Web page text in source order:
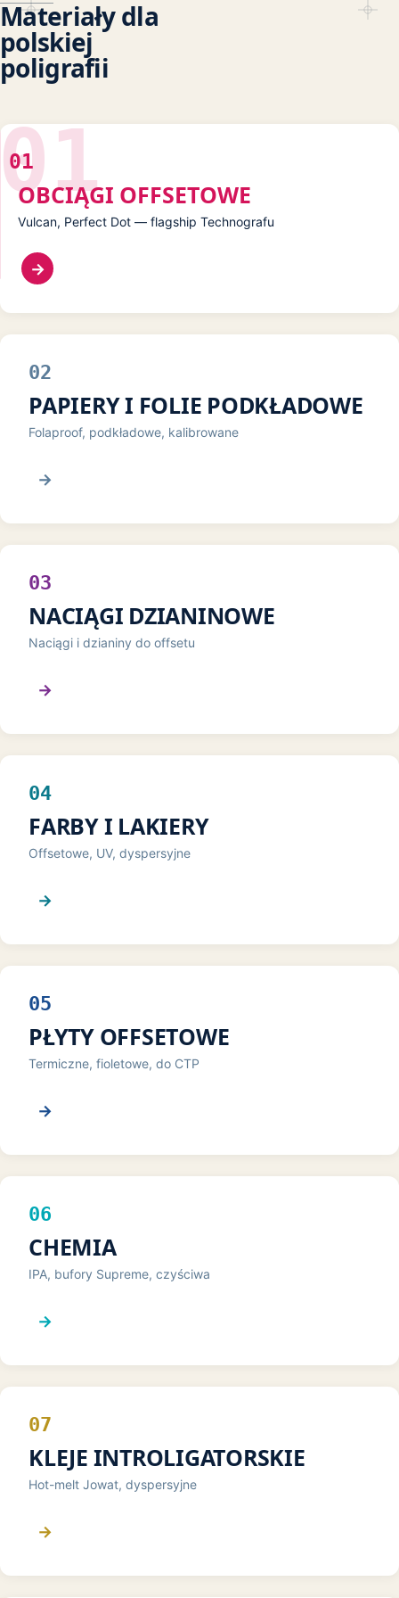
Klej Elaster
Klej Montażowy
Materiały dla
polskiej
poligrafii
01
OBCIĄGI OFFSETOWE
Vulcan, Perfect Dot — flagship Technografu
→
02
PAPIERY I FOLIE PODKŁADOWE
Folaproof, podkładowe, kalibrowane
→
03
NACIĄGI DZIANINOWE
Naciągi i dzianiny do offsetu
→
04
FARBY I LAKIERY
Offsetowe, UV, dyspersyjne
→
05
PŁYTY OFFSETOWE
Termiczne, fioletowe, do CTP
→
06
CHEMIA
IPA, bufory Supreme, czyściwa
→
07
KLEJE INTROLIGATORSKIE
Hot-melt Jowat, dyspersyjne
→